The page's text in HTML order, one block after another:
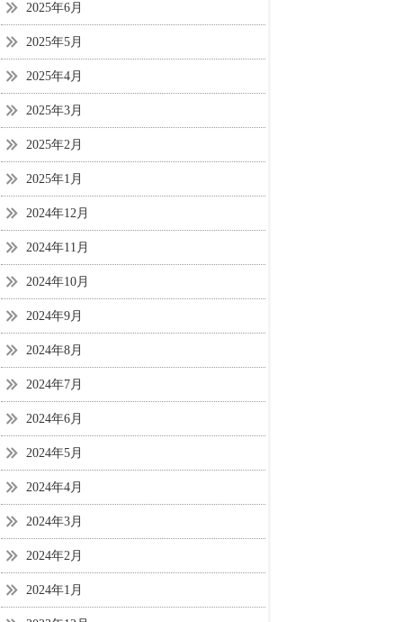
2025年6月
2025年5月
2025年4月
2025年3月
2025年2月
2025年1月
2024年12月
2024年11月
2024年10月
2024年9月
2024年8月
2024年7月
2024年6月
2024年5月
2024年4月
2024年3月
2024年2月
2024年1月